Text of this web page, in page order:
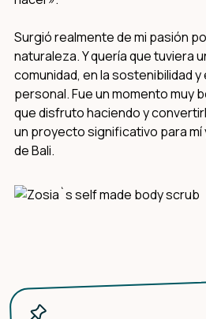
Surgió realmente de mi pasión
naturaleza. Y quería que tuviera
comunidad, en la sostenibilidad
personal. Fue un momento muy
que disfruto haciendo y
un proyecto significativo para mí
de Bali.